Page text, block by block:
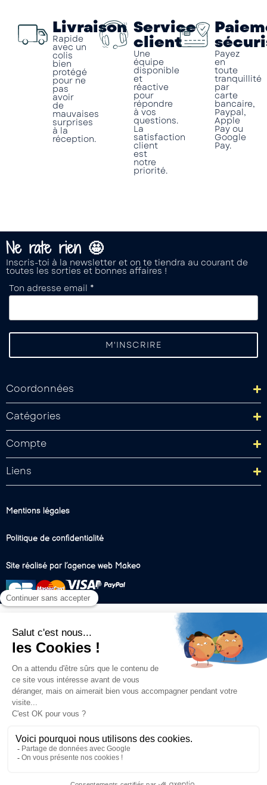
Livraison
Rapide
avec un
colis
bien
protégé
pour ne
pas
avoir
de
mauvaises
surprises
à la
réception.
Service
client
Une
équipe
disponible
et
réactive
pour
répondre
à vos
questions.
La
satisfaction
client
est
notre
priorité.
Payez
en
toute
tranquillité
par
carte
bancaire,
Paypal,
Apple
Pay ou
Google
Pay.
Ne rate rien 🤩
Inscris-toi à la newsletter et on te tiendra au courant de
toutes les sorties et bonnes affaires !
Ton adresse email *
Coordonnées
Catégories
Compte
Liens
Mentions légales
Politique de confidentialité
Site réalisé par l’agence web Makeo